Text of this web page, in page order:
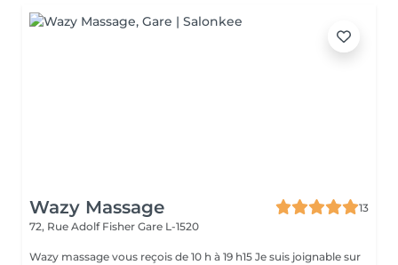
Wazy Massage
13
72, Rue Adolf Fisher Gare L-1520
Wazy massage vous reçois de 10 h à 19 h15 Je suis joignable sur